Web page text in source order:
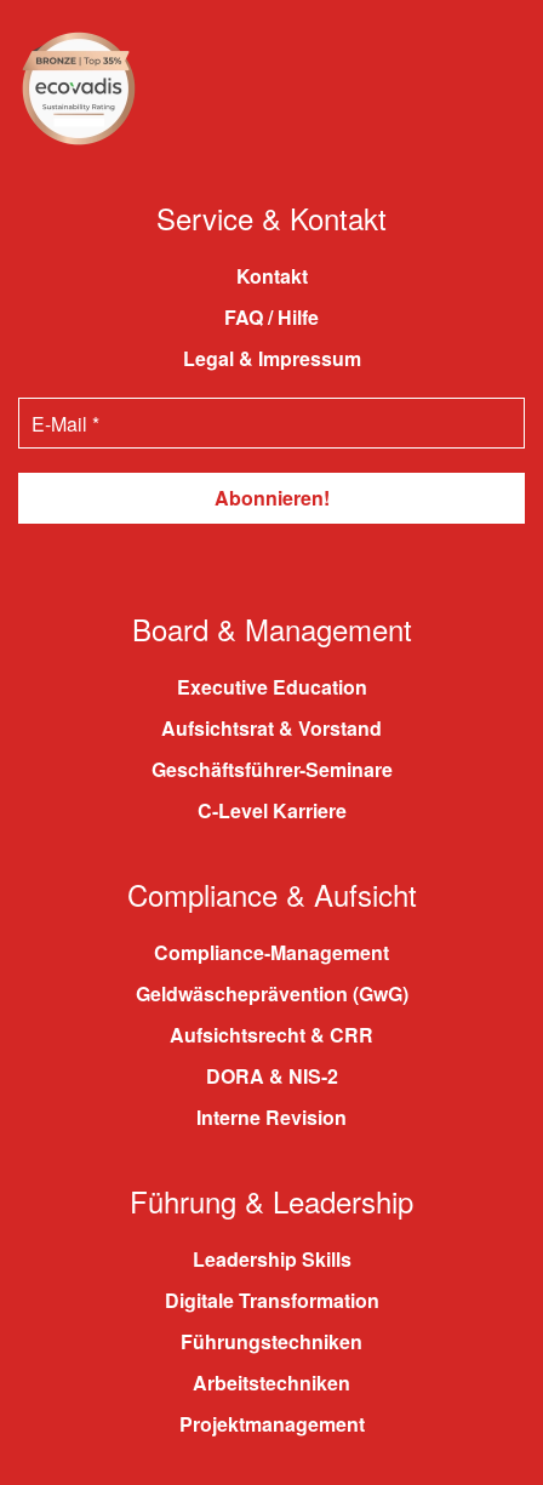
Service & Kontakt
Kontakt
FAQ / Hilfe
Legal & Impressum
Board & Management
Executive Education
Aufsichtsrat & Vorstand
Geschäftsführer-Seminare
C-Level Karriere
Compliance & Aufsicht
Compliance-Management
Geldwäscheprävention (GwG)
Aufsichtsrecht & CRR
DORA & NIS-2
Interne Revision
Führung & Leadership
Leadership Skills
Digitale Transformation
Führungstechniken
Arbeitstechniken
Projektmanagement